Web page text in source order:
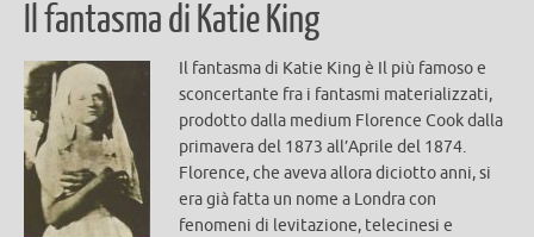
Il fantasma di Katie King
Il fantasma di Katie King è Il più famoso e
sconcertante fra i fantasmi materializzati,
prodotto dalla medium Florence Cook dalla
primavera del 1873 all’Aprile del 1874.
Florence, che aveva allora diciotto anni, si
era già fatta un nome a Londra con
fenomeni di levitazione, telecinesi e